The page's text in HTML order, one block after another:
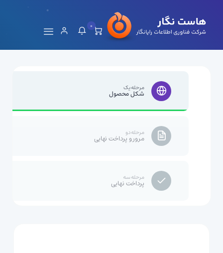
0
مرحله یک
شکل محصول
مرحله دو
مرور و پرداخت نهایی
مرحله سه
پرداخت نهایی